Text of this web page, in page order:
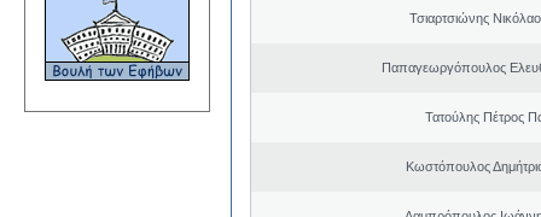
Τσιαρτσιώνης
Παπαγεωργόπουλος
Τατούλης Πέτρος
Κωστόπουλος